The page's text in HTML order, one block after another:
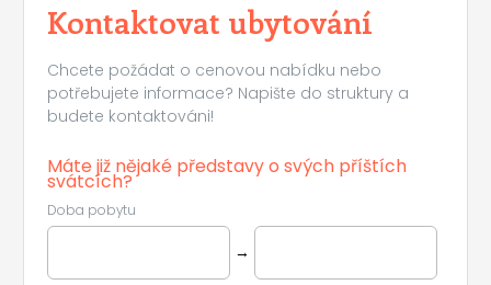
Kontaktovat ubytování
Chcete požádat o cenovou nabídku nebo
potřebujete informace? Napište do struktury a
budete kontaktováni!
Máte již nějaké představy o svých příštích
svátcích?
Doba pobytu
→